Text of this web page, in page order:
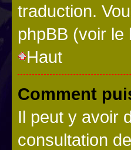
traduction.
phpBB (voir le
Haut
Comment
Il peut y avoir
consultation